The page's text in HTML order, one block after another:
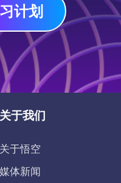
计划
关于我们
关于悟空
媒体新闻